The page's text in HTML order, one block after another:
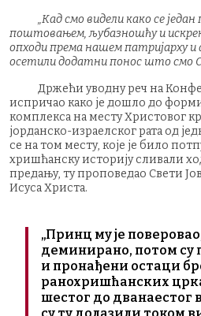
„Кад смо видели како се један
поштовањем, љубазношћу и
опходи према нашем патријарху и
осетили додатни понос што смо
Држећи уводну реч на
испричао како је дошло до
комплекса на месту Христовог
јорданско-израелског рата од
се на том месту, које је било
хришћанску историју сливали
предању, ту проповедао Свети
Исуса Христа.
„Принц му је
деминирано, потом су
и пронађени остаци
ранохришћанских
шестог до дванаестог
су ту долазили током